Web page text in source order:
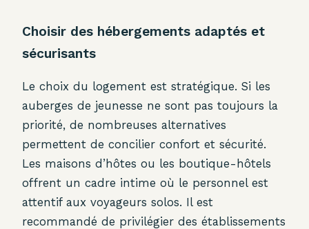
Choisir des hébergements adaptés et
sécurisants
Le choix du logement est stratégique. Si les
auberges de jeunesse ne sont pas toujours la
priorité, de nombreuses alternatives
permettent de concilier confort et sécurité.
Les maisons d’hôtes ou les boutique-hôtels
offrent un cadre intime où le personnel est
attentif aux voyageurs solos. Il est
recommandé de privilégier des établissements